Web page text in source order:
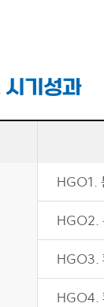
기성과
HGO1.
HGO2.
HGO3.
HGO4.